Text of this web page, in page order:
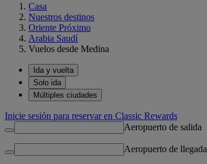
Casa
Nuestros destinos
Oriente Próximo
Arabia Saudí
Vuelos desde Medina
Ida y vuelta
Solo ida
Múltiples ciudades
Inicie sesión para reservar en Classic Rewards
Aeropuerto de salida
Aeropuerto de llegada